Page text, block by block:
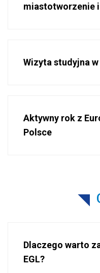
miastotworzenie
Wizyta studyjna
Aktywny rok z
Polsce
Dlaczego warto
EGL?